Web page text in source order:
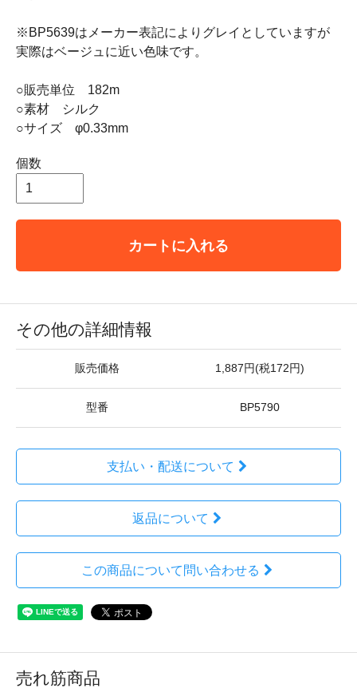
※BP5639はメーカー表記によりグレイとしていますが
実際はベージュに近い色味です。
○販売単位 182m
○素材 シルク
○サイズ φ0.33mm
個数
カートに入れる
その他の詳細情報
販売価格 1,887円(税172円)
型番 BP5790
支払い・配送について
返品について
この商品について問い合わせる
売れ筋商品